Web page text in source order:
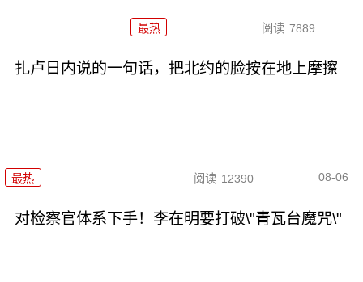
最热 阅读 7889
扎卢日内说的一句话，把北约的脸按在地上摩擦
最热 阅读 12390 08-06
对检察官体系下手！李在明要打破\"青瓦台魔咒\"